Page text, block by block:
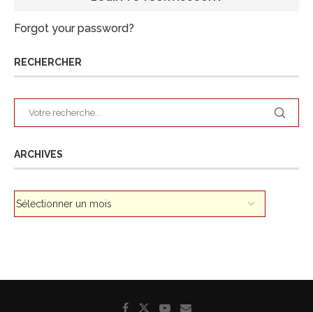
Forgot your password?
RECHERCHER
ARCHIVES